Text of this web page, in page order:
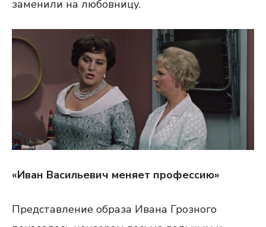
заменили на любовницу.
«Иван Васильевич меняет профессию»
Представление образа Ивана Грозного